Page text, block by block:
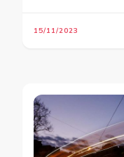
15/11/2023